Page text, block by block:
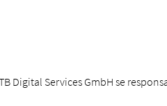
Digital Services GmbH se